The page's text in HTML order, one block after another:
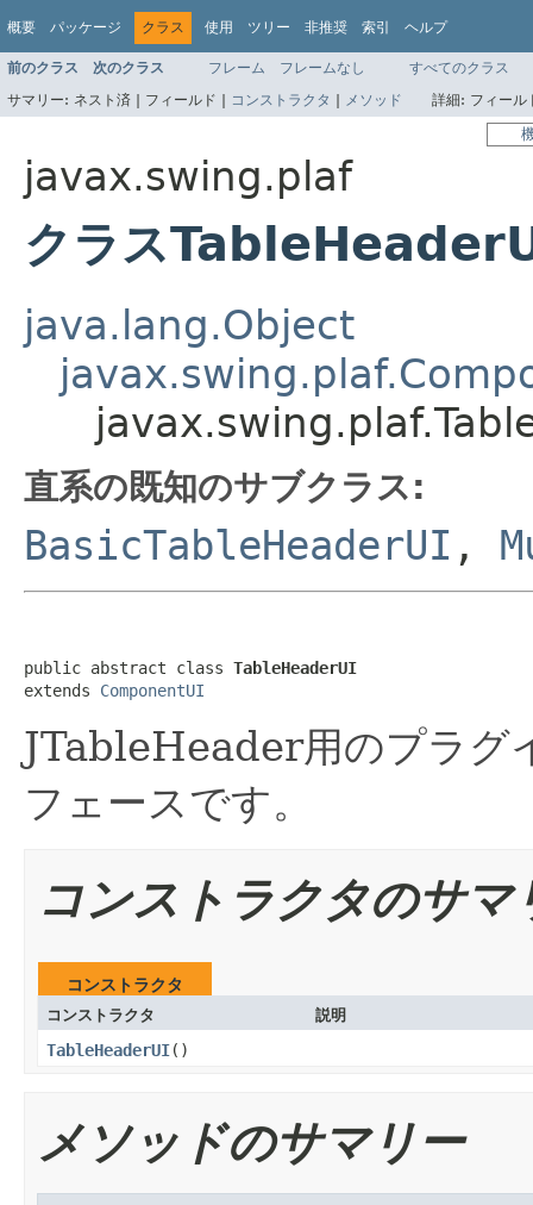
概要 パッケージ クラス 使用 ツリー 非推奨 索引 ヘルプ
前のクラス 次のクラス フレーム フレームなし
すべてのクラス
サマリー: ネスト済 | フィールド | コンストラクタ | メソッド 詳細: フィー
javax.swing.plaf
クラス
java.lang.Object
直系の既知のサブクラス:
BasicTableHeaderUI ,
public abstract class TableHeaderUI
extends ComponentUI
JTableHeader用のプラ
フェースです。
コンストラクタのサマ
コンストラクタ
コンストラクタ 説明
TableHeaderUI()
メソッドのサマリー